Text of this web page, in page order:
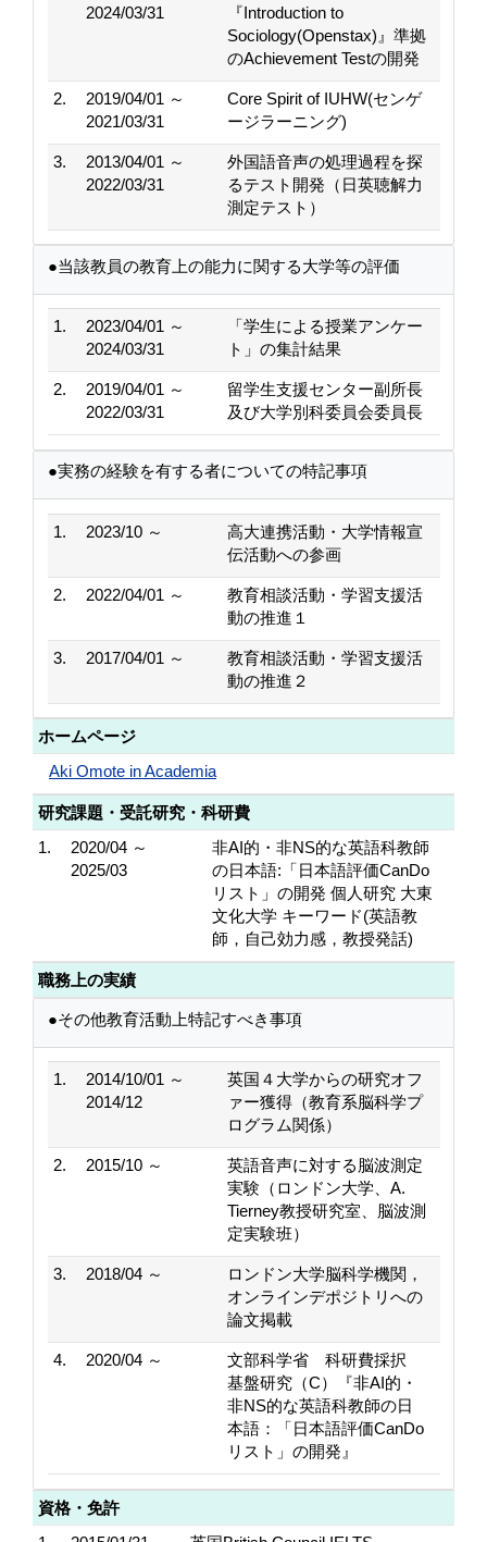
2024/03/31
『Introduction to
Sociology(Openstax)』準拠
のAchievement Testの開発
2.
2019/04/01 ～
2021/03/31
Core Spirit of IUHW(センゲ
ージラーニング)
3.
2013/04/01 ～
2022/03/31
外国語音声の処理過程を探
るテスト開発（日英聴解力
測定テスト）
●当該教員の教育上の能力に関する大学等の評価
1.
2023/04/01 ～
2024/03/31
「学生による授業アンケー
ト」の集計結果
2.
2019/04/01 ～
2022/03/31
留学生支援センター副所長
及び大学別科委員会委員長
●実務の経験を有する者についての特記事項
1. 2023/10 ～
高大連携活動・大学情報宣
伝活動への参画
2. 2022/04/01 ～
教育相談活動・学習支援活
動の推進１
3. 2017/04/01 ～
教育相談活動・学習支援活
動の推進２
ホームページ
Aki Omote in Academia
研究課題・受託研究・科研費
1.
2020/04 ～
2025/03
非AI的・非NS的な英語科教師
の日本語:「日本語評価CanDo
リスト」の開発 個人研究 大東
文化大学 キーワード(英語教
師，自己効力感，教授発話)
職務上の実績
●その他教育活動上特記すべき事項
1.
2014/10/01 ～
2014/12
英国４大学からの研究オフ
ァー獲得（教育系脳科学プ
ログラム関係）
2. 2015/10 ～
英語音声に対する脳波測定
実験（ロンドン大学、A.
Tierney教授研究室、脳波測
定実験班）
3. 2018/04 ～
ロンドン大学脳科学機関，
オンラインデポジトリへの
論文掲載
4. 2020/04 ～
文部科学省 科研費採択
基盤研究（C）『非AI的・
非NS的な英語科教師の日
本語：「日本語評価CanDo
リスト」の開発』
資格・免許